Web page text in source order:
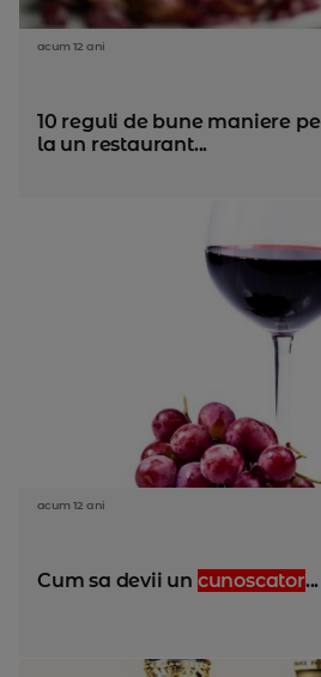
acum 12 ani
10 reguli de bune maniere
la un restaurant...
acum 12 ani
Cum sa devii un cunoscator...